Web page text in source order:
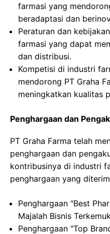
farmasi yang
beradaptasi dan
Peraturan dan
farmasi yang dapat
dan distribusi.
Kompetisi di industri
mendorong PT Graha
meningkatkan kualitas
Penghargaan dan
PT Graha Farma telah
penghargaan dan
kontribusinya di industri
penghargaan yang
Penghargaan "Best
Majalah Bisnis
Penghargaan "Top